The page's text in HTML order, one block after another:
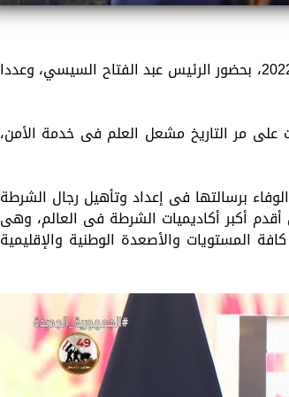
بدأ منذ قليل، حفل تخرج دفعة جديدة من طلاب كلية الشرطة 2022، بحضور الرئيس عبد الفتاح السيسي، وعددا
على مر التاريخ مشعل العلم فى خدمة الأمن،
برسالتها فى إعداد وتأهيل رجال الشرطة
أكبر أكاديميات الشرطة فى العالم، وهى
المستويات والأصعدة الوطنية والإقليمية